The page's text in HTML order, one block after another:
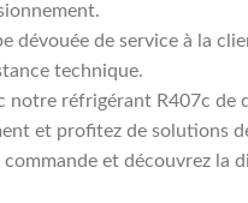
de service à la
technique.
notre réfrigérant R407c de
et profitez de solutions
et découvrez la